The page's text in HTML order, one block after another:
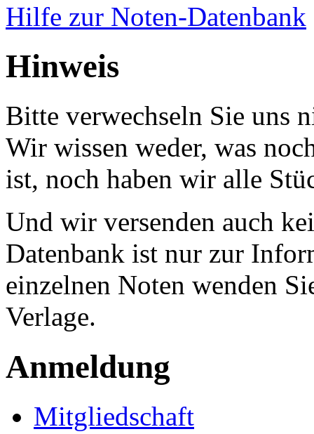
Hilfe zur Noten-Datenbank
Hinweis
Bitte verwechseln Sie uns
Wir wissen weder, was
ist, noch haben wir alle
Und wir versenden auch
Datenbank ist nur zur
einzelnen Noten wenden
Verlage.
Anmeldung
Mitgliedschaft